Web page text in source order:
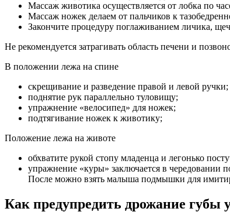
Массаж животика осуществляется от лобка по
Массаж ножек делаем от пальчиков к
Закончите процедуру поглаживанием личика,
Не рекомендуется затрагивать область печени и
В положении лежа на спине
скрещивание и разведение правой и левой ручки;
поднятие рук параллельно туловищу;
упражнение «велосипед» для ножек;
подтягивание ножек к животику;
Положение лежа на животе
обхватите рукой стопу младенца и легонько
упражнение «куры» заключается в
После можно взять малыша подмышки для
Как предупредить дрожание губы